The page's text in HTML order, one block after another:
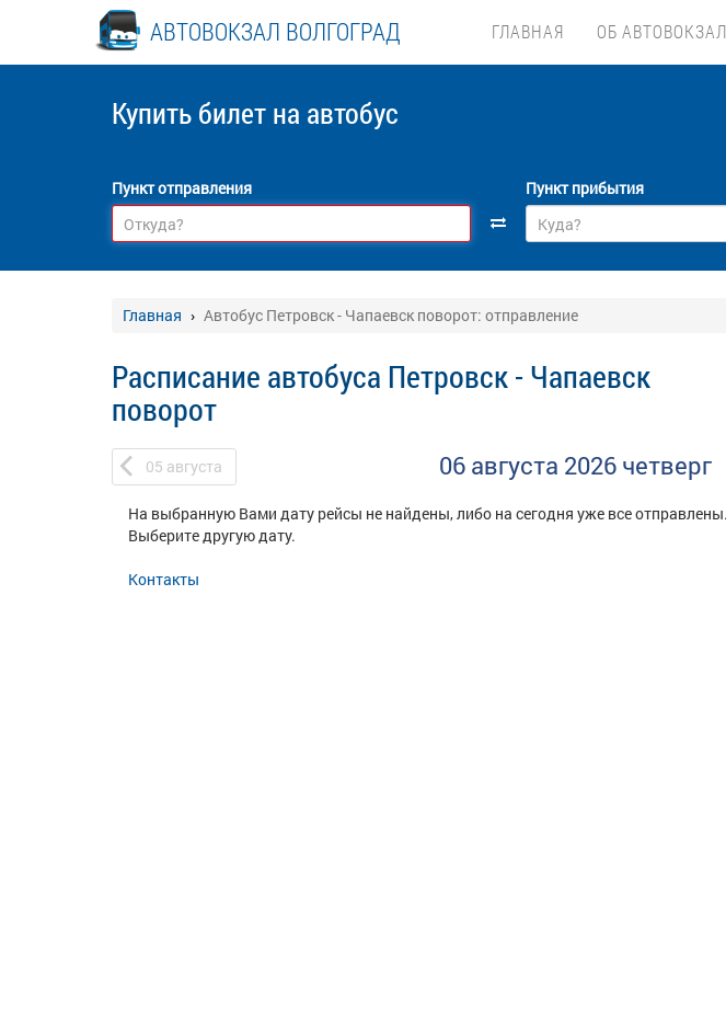
АВТОВОКЗАЛ ВОЛГОГРАД ГЛАВНАЯ ОБ
Купить билет на автобус
Пункт отправления Пункт прибытия
Главная Автобус Петровск - Чапаевск поворот: отправление
Расписание автобуса Петровск - Чапаевск
поворот
05 августа 06 августа 2026 четверг
На выбранную Вами дату рейсы не найдены, либо на сегодня уже все отправлены.
Выберите другую дату.
Контакты